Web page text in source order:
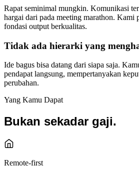
Rapat seminimal mungkin. Komunikasi
hargai dari pada meeting marathon. Kami
fondasi output berkualitas.
Tidak ada hierarki yang
Ide bagus bisa datang dari siapa saja.
pendapat langsung, mempertanyakan
perubahan.
Yang Kamu Dapat
Bukan sekadar gaji.
Remote-first